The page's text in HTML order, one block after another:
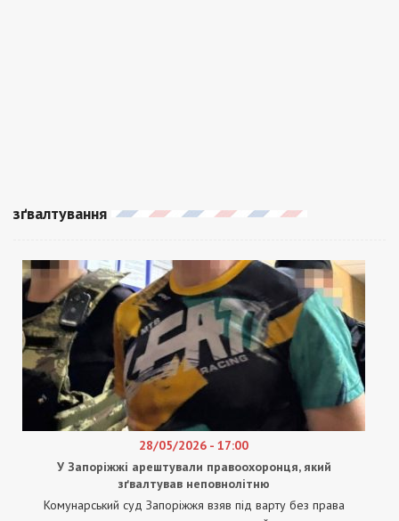
зґвалтування
28/05/2026 - 17:00
У Запоріжжі арештували правоохоронця, який
зґвалтував неповнолітню
Комунарський суд Запоріжжя взяв під варту без права